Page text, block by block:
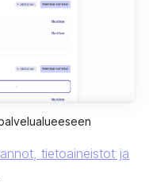
tietoaineistot ja